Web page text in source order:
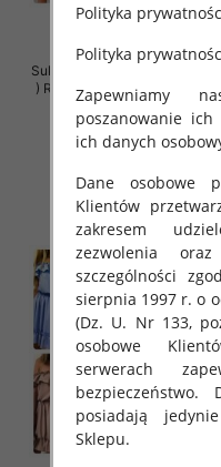
Sukienki damskie (Polska
) Roz 40-48, Mix Kolor
szt
42.00 zł
Polityka
Polityka
Zapewniamy
poszanowanie
ich danych
Dane osobowe
Klientów
zakresem
zezwolenia
szczególności
sierpnia 1997 r. o
(Dz. U. Nr 133,
osobowe
serwerach
posiadają
Sklepu.